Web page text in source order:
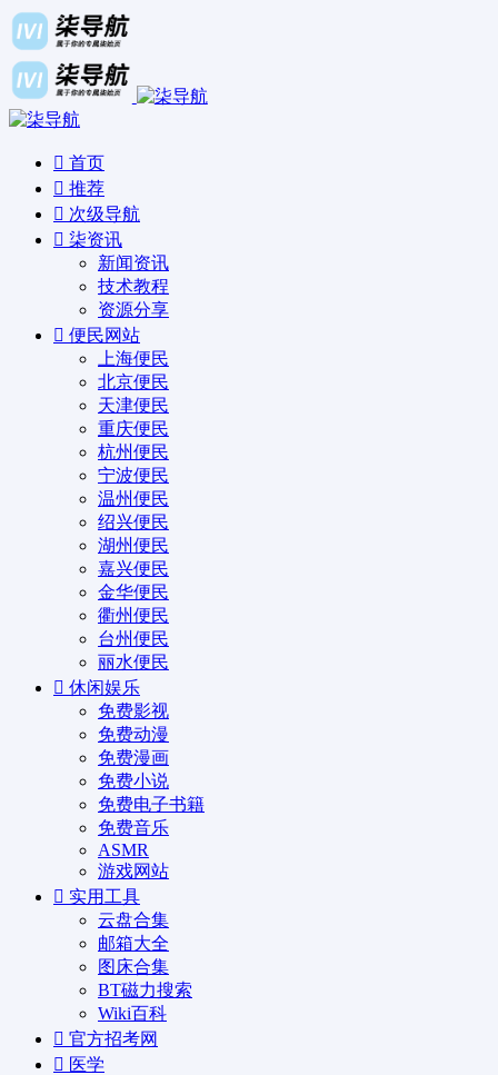
首页
推荐
次级导航
柒资讯
新闻资讯
技术教程
资源分享
便民网站
上海便民
北京便民
天津便民
重庆便民
杭州便民
宁波便民
温州便民
绍兴便民
湖州便民
嘉兴便民
金华便民
衢州便民
台州便民
丽水便民
休闲娱乐
免费影视
免费动漫
免费漫画
免费小说
免费电子书籍
免费音乐
ASMR
游戏网站
实用工具
云盘合集
邮箱大全
图床合集
BT磁力搜索
Wiki百科
官方招考网
医学